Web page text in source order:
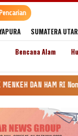
Pencarian
SUMATERA
Bencana Alam
HAM RI Nomor